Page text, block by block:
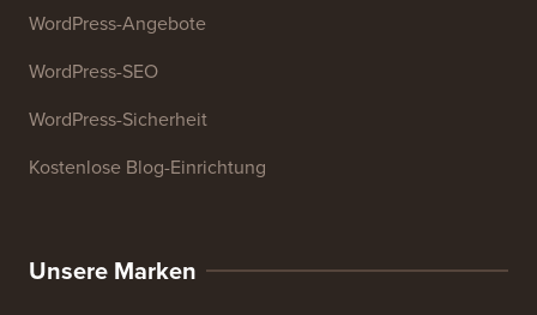
WordPress-Angebote
WordPress-SEO
WordPress-Sicherheit
Kostenlose Blog-Einrichtung
Unsere Marken